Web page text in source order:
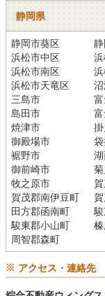
静岡県
静岡市葵区
浜松市中区
浜松市南区
浜松市天竜区
三島市
島田市
焼津市
御殿場市
裾野市
御前崎市
牧之原市
賀茂郡南伊豆町
田方郡函南町
駿東郡小山町
周智郡森町
アクセス・連絡先